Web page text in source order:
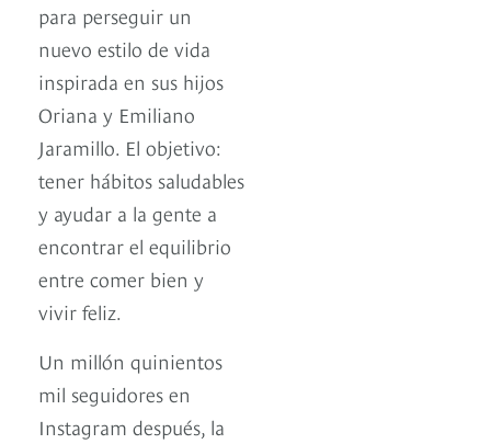
para perseguir un
nuevo estilo de vida
inspirada en sus hijos
Oriana y Emiliano
Jaramillo. El objetivo:
tener hábitos saludables
y ayudar a la gente a
encontrar el equilibrio
entre comer bien y
vivir feliz.
Un millón quinientos
mil seguidores en
Instagram después, la